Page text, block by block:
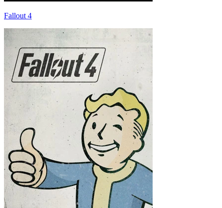
Fallout 4